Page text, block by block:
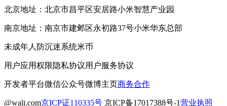
北京地址：北京市昌平区安居路小米智慧产业园
南京地址：南京市建邺区永初路37号小米华东总部
未成年人防沉迷系统米币
用户应用权限隐私协议用户服务协议
开发者平台微信公众号微博主页商务合作
@wali.com京ICP证110335号 京ICP备17017388号-1营业执照